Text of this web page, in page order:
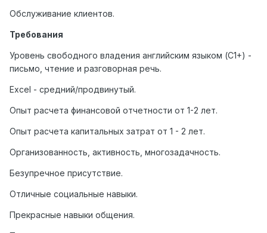
Обслуживание клиентов.
Требования
Уровень свободного владения английским языком (C1+) -
письмо, чтение и разговорная речь.
Excel - средний/продвинутый.
Опыт расчета финансовой отчетности от 1-2 лет.
Опыт расчета капитальных затрат от 1 - 2 лет.
Организованность, активность, многозадачность.
Безупречное присутствие.
Отличные социальные навыки.
Прекрасные навыки общения.